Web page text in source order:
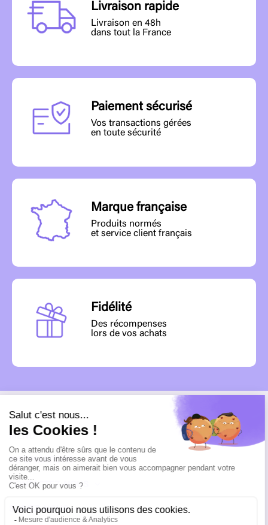
Livraison rapide
Livraison en 48h
dans tout la France
Paiement sécurisé
Vos transactions gérées
en toute sécurité
Marque française
Produits normés
et service client français
Fidélité
Des récompenses
lors de vos achats
MENU
INFORMATIONS
CONTACTEZ-NOUS
SUIVEZ-NOUS